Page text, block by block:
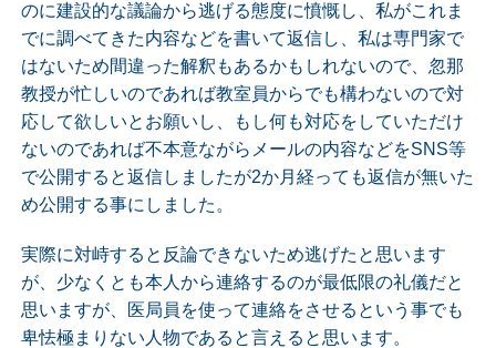
のに建設的な議論から逃げる態度に憤慨し、私がこれま
でに調べてきた内容などを書いて返信し、私は専門家で
はないため間違った解釈もあるかもしれないので、忽那
教授が忙しいのであれば教室員からでも構わないので対
応して欲しいとお願いし、もし何も対応をしていただけ
ないのであれば不本意ながらメールの内容などをSNS等
で公開すると返信しましたが2か月経っても返信が無いた
め公開する事にしました。
実際に対峙すると反論できないため逃げたと思います
が、少なくとも本人から連絡するのが最低限の礼儀だと
思いますが、医局員を使って連絡をさせるという事でも
卑怯極まりない人物であると言えると思います。